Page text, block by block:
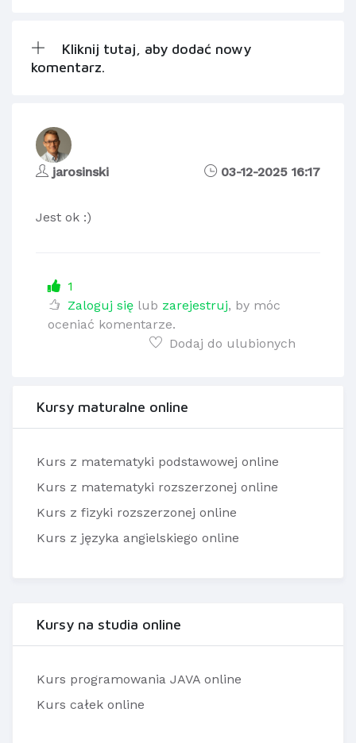
Kliknij tutaj, aby dodać nowy
komentarz.
jarosinski 03-12-2025 16:17
Jest ok :)
1
Zaloguj się lub zarejestruj, by móc
oceniać komentarze.
Dodaj do ulubionych
Kursy maturalne online
Kurs z matematyki podstawowej online
Kurs z matematyki rozszerzonej online
Kurs z fizyki rozszerzonej online
Kurs z języka angielskiego online
Kursy na studia online
Kurs programowania JAVA online
Kurs całek online